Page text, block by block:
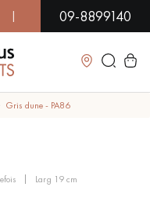
09-8899140
Fermer
COURANTES
Gris dune - PA86
larg 19 cm